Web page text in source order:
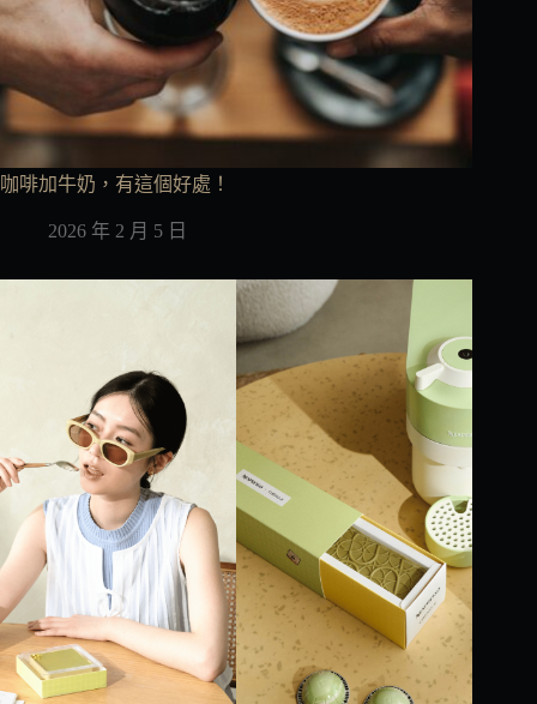
咖啡加牛奶，有這個好處！
2026 年 2 月 5 日